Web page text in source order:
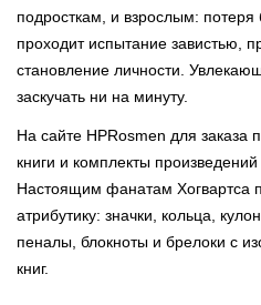
подросткам, и взрослым: потеря
проходит испытание завистью,
становление личности.
заскучать ни на минуту.
На сайте HPRosmen для заказа
книги и комплекты
Настоящим фанатам Хогвартса
атрибутику: значки, кольца,
пеналы, блокноты и брелоки с
книг.